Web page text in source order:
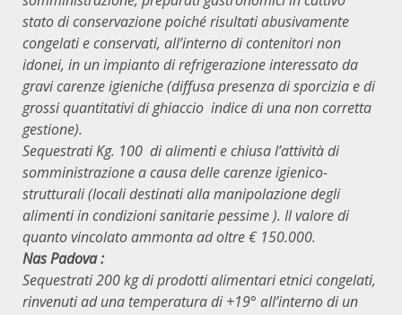
stato di conservazione poiché risultati abusivamente
congelati e conservati, all’interno di contenitori non
idonei, in un impianto di refrigerazione interessato da
gravi carenze igieniche (diffusa presenza di sporcizia e di
grossi quantitativi di ghiaccio indice di una non corretta
gestione).
Sequestrati Kg. 100 di alimenti e chiusa l’attività di
somministrazione a causa delle carenze igienico-
strutturali (locali destinati alla manipolazione degli
alimenti in condizioni sanitarie pessime ). Il valore di
quanto vincolato ammonta ad oltre € 150.000.
Nas Padova :
Sequestrati 200 kg di prodotti alimentari etnici congelati,
rinvenuti ad una temperatura di +19° all’interno di un